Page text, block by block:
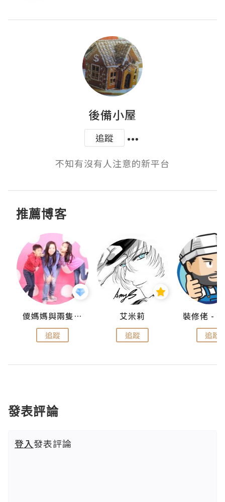
後備小屋
追蹤
不知有沒有人注意的新平台
推薦博客
儍媽媽與兩隻小魔怪之家
追蹤
艾米莉
追蹤 追蹤
發表評論
登入發表評論